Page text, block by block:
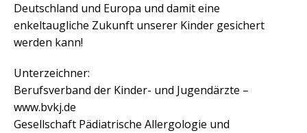
Deutschland und Europa und damit eine
enkeltaugliche Zukunft unserer Kinder gesichert
werden kann!
Unterzeichner:
Berufsverband der Kinder- und Jugendärzte –
www.bvkj.de
Gesellschaft Pädiatrische Allergologie und